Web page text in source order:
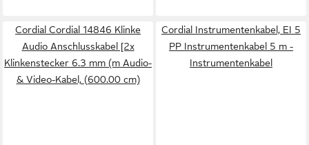
Cordial Cordial 14846 Klinke
Audio Anschlusskabel [2x
Klinkenstecker 6.3 mm (m Audio-
& Video-Kabel, (600.00 cm)
Cordial Instrumentenkabel, EI 5
PP Instrumentenkabel 5 m -
Instrumentenkabel